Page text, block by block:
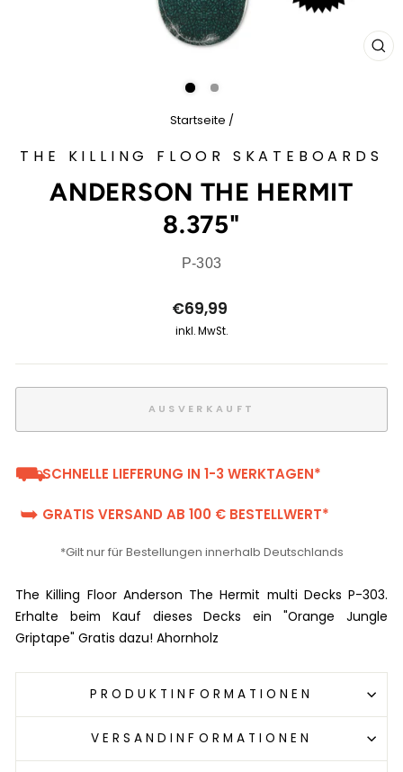
Startseite /
THE KILLING FLOOR SKATEBOARDS
ANDERSON THE HERMIT
8.375"
P-303
Normaler
Preis
€69,99
inkl. MwSt.
AUSVERKAUFT
⛟SCHNELLE LIEFERUNG IN 1-3 WERKTAGEN*
➥ GRATIS VERSAND AB 100 € BESTELLWERT*
*Gilt nur für Bestellungen innerhalb Deutschlands
The Killing Floor Anderson The Hermit multi Decks P-303.
Erhalte beim Kauf dieses Decks ein "Orange Jungle
Griptape" Gratis dazu! Ahornholz
PRODUKTINFORMATIONEN
VERSANDINFORMATIONEN